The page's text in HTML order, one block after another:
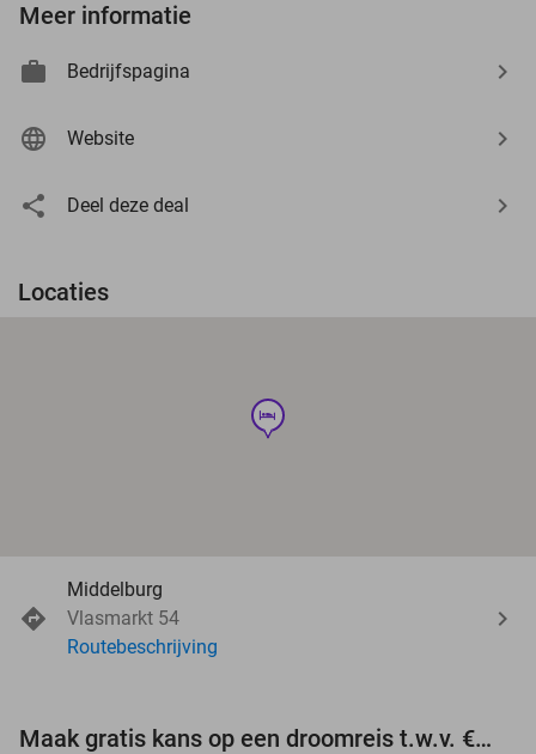
Meer informatie
Bedrijfspagina
Website
Deel deze deal
Locaties
hotel
Middelburg
Vlasmarkt 54
Routebeschrijving
Maak gratis kans op een droomreis t.w.v. €3.000!